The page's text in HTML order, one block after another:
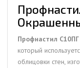
Профнастил С10ПГ
который
облицовки стен,